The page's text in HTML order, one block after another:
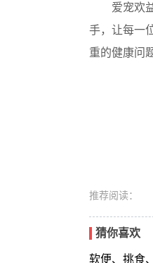
爱宠欢
手，让每一
重的健康问
推荐阅读：
猜你喜欢
软便、挑食